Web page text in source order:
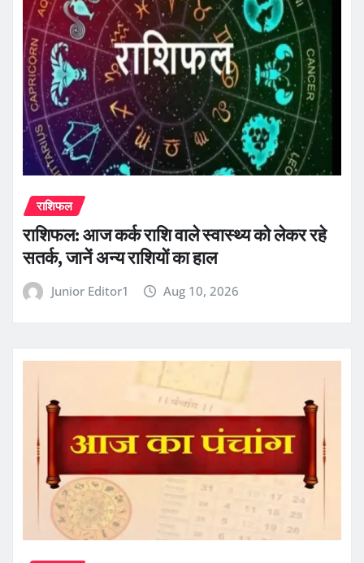
राशिफल
राशिफल: आज कर्क राशि वाले स्वास्थ्य को लेकर रहे
सतर्क, जानें अन्य राशियों का हाल
Junior Editor1 Aug 10, 2026